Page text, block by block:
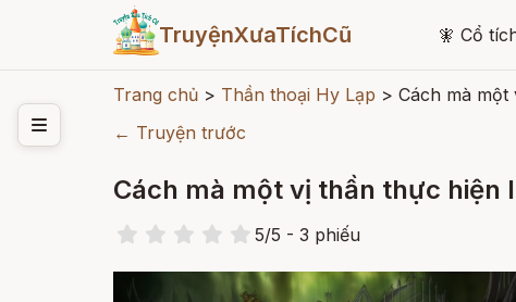
TruyệnXưaTíchCũ 🧚 Cổ
Trang chủ > Thần thoại Hy Lạp > Cách mà
← Truyện trước
Cách mà một vị thần thực hiện
5/5 - 3 phiếu